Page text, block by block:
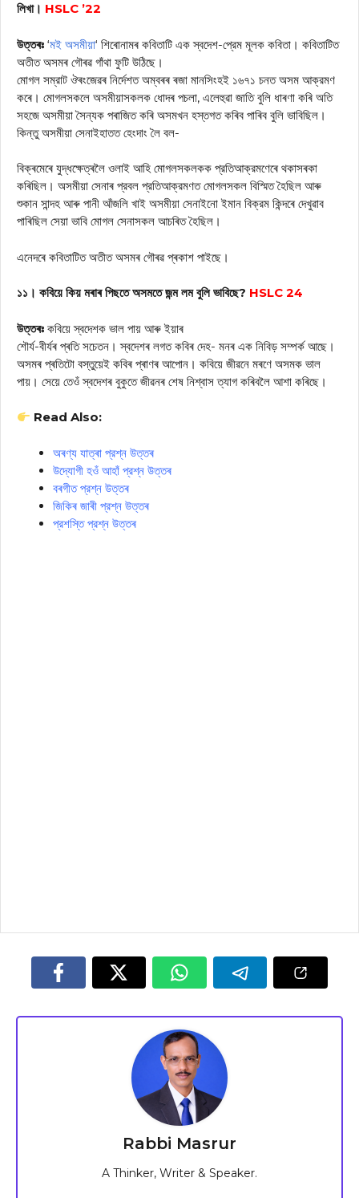
লিখা। HSLC ’22
উত্তৰঃ ‘মই অসমীয়া‘ শিৰোনামৰ কবিতাটি এক স্বদেশ-প্রেম মূলক কবিতা। কবিতাটিত
অতীত অসমৰ গৌৰৱ গাঁথা ফুটি উঠিছে।
মোগল সম্রাট ঔৰংজেৱৰ নিৰ্দেশত অম্বৰৰ ৰজা মানসিংহই ১৬৭১ চনত অসম আক্রমণ
কৰে। মোগলসকলে অসমীয়াসকলক ধোদৰ পচলা, এলেহুৱা জাতি বুলি ধাৰণা কৰি অতি
সহজে অসমীয়া সৈন্যক পৰাজিত কৰি অসমখন হস্তগত কৰিব পাৰিব বুলি ভাবিছিল।
কিন্তু অসমীয়া সেনাইহাতত হেংদাং লৈ বল-
বিক্ৰমেৰে যুদ্ধক্ষেত্ৰলৈ ওলাই আহি মোগলসকলকক প্রতিআক্রমণেৰে থকাসৰকা
কৰিছিল। অসমীয়া সেনাৰ প্রবল প্রতিআক্রমণত মোগলসকল বিস্মিত হৈছিল আৰু
শুকান সান্দহ আৰু পানী আঁজলি খাই অসমীয়া সেনাইনো ইমান বিক্রম কিন্দৰে দেখুৱাব
পাৰিছিল সেয়া ভাবি মোগল সেনাসকল আচৰিত হৈছিল।
এনেদৰে কবিতাটিত অতীত অসমৰ গৌৰৱ প্ৰকাশ পাইছে।
১১। কবিয়ে কিয় মৰাৰ পিছতে অসমতে জন্ম লম বুলি ভাবিছে? HSLC 24
উত্তৰঃ কবিয়ে স্বদেশক ভাল পায় আৰু ইয়াৰ
শৌর্য-বীৰ্যৰ প্ৰতি সচেতন। স্বদেশৰ লগত কবিৰ দেহ- মনৰ এক নিবিড় সম্পর্ক আছে।
অসমৰ প্ৰতিটো বস্তুয়েই কবিৰ প্ৰাণৰ আপোন। কবিয়ে জীৱনে মৰণে অসমক ভাল
পায়। সেয়ে তেওঁ স্বদেশৰ বুকুতে জীৱনৰ শেষ নিশ্বাস ত্যাগ কৰিবলৈ আশা কৰিছে।
Read Also:
অৰণ্য যাত্ৰা প্রশ্ন উত্তৰ
উদ্যোগী হওঁ আহাঁ প্রশ্ন উত্তৰ
বৰগীত প্রশ্ন উত্তৰ
জিকিৰ জাৰী প্রশ্ন উত্তৰ
প্রশস্তি প্রশ্ন উত্তৰ
Rabbi Masrur
A Thinker, Writer & Speaker.